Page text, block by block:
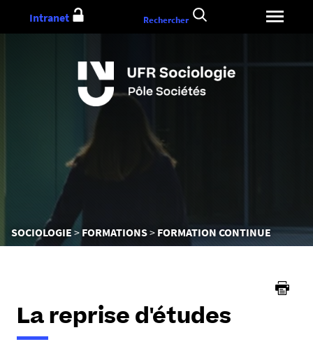
au
Vous
êtes
SOCIOLOGIE FORMATIONS FORMATION CONTINUE
Intranet Rechercher
La reprise d'études